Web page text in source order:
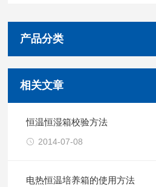
产品分类
相关文章
恒温恒湿箱校验方法
2014-07-08
电热恒温培养箱的使用方法